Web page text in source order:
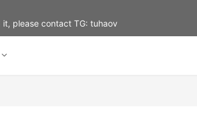
please contact TG: tuhaov